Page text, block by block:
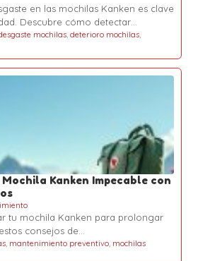
en las mochilas Kanken es clave
Descubre cómo detectar…
mochilas, deterioro mochilas,
Kanken Impecable con
tu mochila Kanken para prolongar
consejos de…
, mantenimiento preventivo, mochilas